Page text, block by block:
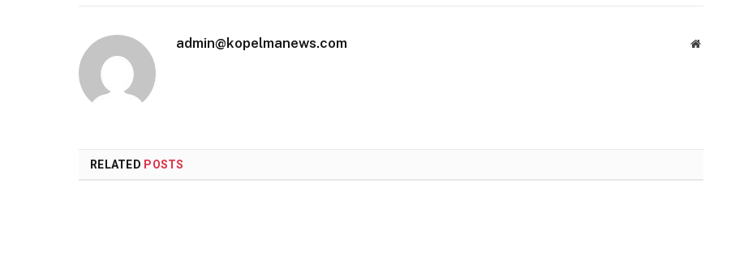
admin@kopelmanews.com Website
RELATED POSTS